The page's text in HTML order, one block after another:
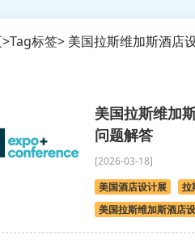
>Tag标签> 美国拉斯维加斯酒店
美国拉斯维加
问题解答
[2026-03-18]
美国酒店设计展
拉
美国拉斯维加斯酒店